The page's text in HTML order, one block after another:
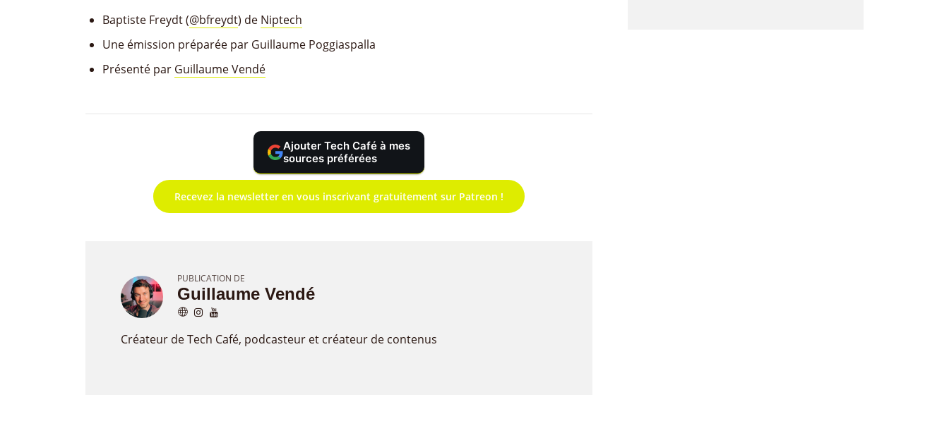
Baptiste Freydt (@bfreydt) de Niptech
Une émission préparée par Guillaume Poggiaspalla
Présenté par Guillaume Vendé
Ajouter Tech Café à mes
sources préférées
Recevez la newsletter en vous inscrivant gratuitement sur Patreon !
PUBLICATION DE
Guillaume Vendé
Créateur de Tech Café, podcasteur et créateur de contenus